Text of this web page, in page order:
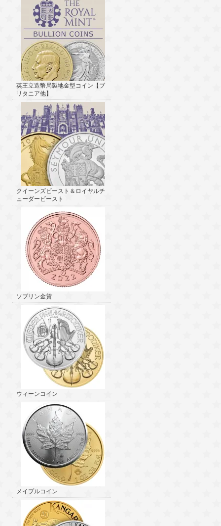
英王立造幣局製地金型コイン【ブ
リタニア他】
クイーンズビースト＆ロイヤルチ
ューダービースト
ソブリン金貨
ウィーンコイン
メイプルコイン